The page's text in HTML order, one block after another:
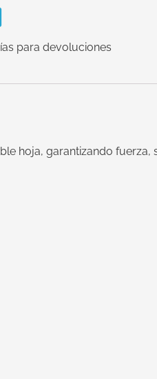
para devoluciones
hoja, garantizando fuerza,